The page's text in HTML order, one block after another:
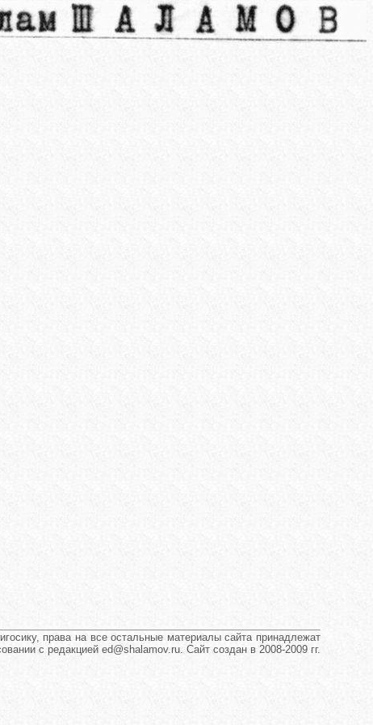
права на все остальные материалы сайта принадлежат
с редакцией ed@shalamov.ru. Сайт создан в 2008-2009 гг.